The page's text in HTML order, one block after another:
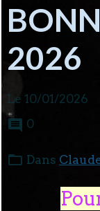
2026
Le 10/01/2026
0
Dans